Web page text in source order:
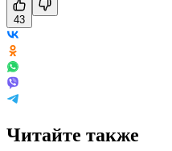
43
Читайте также